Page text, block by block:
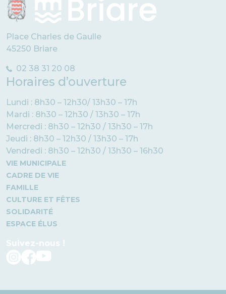
Place Charles de Gaulle
45250 Briare
02 38 31 20 08
Horaires d’ouverture
Lundi : 8h30 – 12h30/ 13h30 – 17h
Mardi : 8h30 – 12h30 / 13h30 – 17h
Mercredi : 8h30 – 12h30 / 13h30 – 17h
Jeudi : 8h30 – 12h30 / 13h30 – 17h
Vendredi : 8h30 – 12h30 / 13h30 – 16h30
VIE MUNICIPALE
CADRE DE VIE
FAMILLE
CULTURE ET FÊTES
SOLIDARITÉ
ESPACE ÉLUS
Suivez-nous !